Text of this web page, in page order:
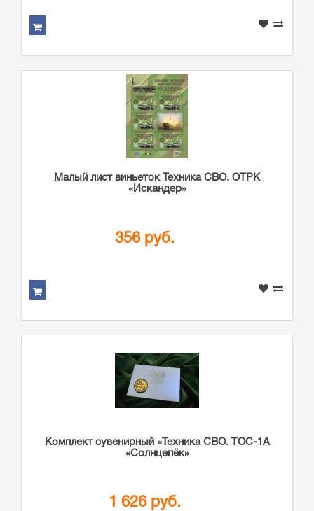
Малый лист виньеток Техника СВО. ОТРК
«Искандер»
356 руб.
Комплект сувенирный «Техника СВО. ТОС-1А
«Солнцепёк»
1 626 руб.